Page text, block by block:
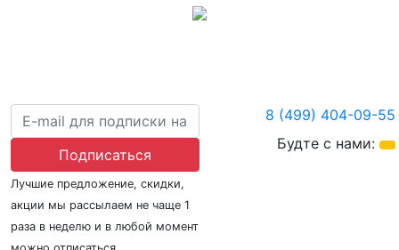
Подписаться
Лучшие предложение, скидки,
акции мы рассылаем не чаще 1
раза в неделю и в любой момент
8 (499) 404-09-55
Будте с нами: